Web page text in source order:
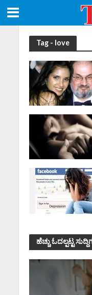
Tag - love
ಹೆಚ್ಚು ಓದಲ್ಪಟ್ಟ